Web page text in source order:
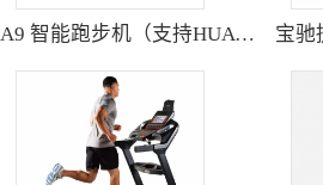
A9 智能跑步机（支持HUAWEI HiLink） SH-T9119P